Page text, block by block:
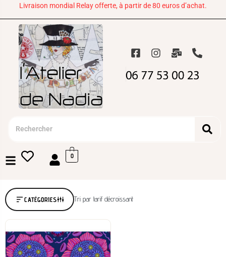
Livraison mondial Relay offerte, à partir de 80 euros d’achat.
0
CATÉGORIES Tri par tarif décroissant